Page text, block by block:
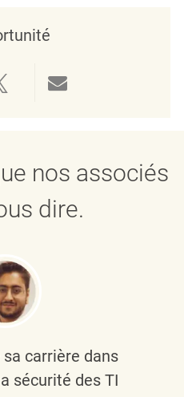
twitter
nos associés
dire.
carrière dans
sécurité des TI